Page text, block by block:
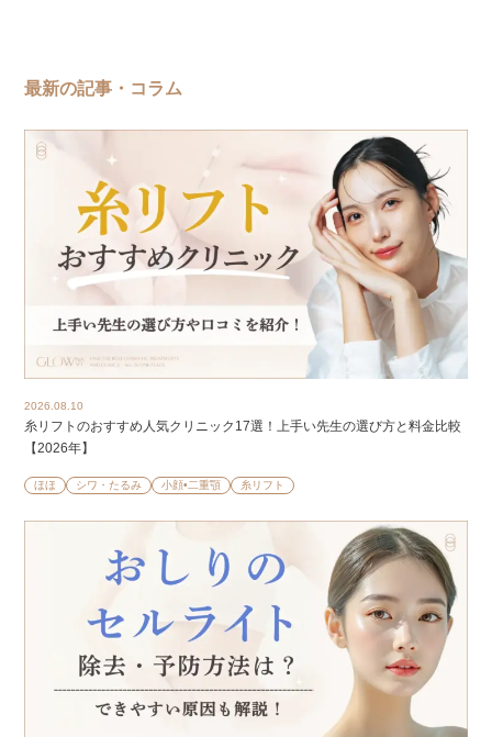
最新の記事・コラム
2026.08.10
糸リフトのおすすめ人気クリニック17選！上手い先生の選び方と料金比較
【2026年】
ほほ シワ・たるみ 小顔•二重顎 糸リフト